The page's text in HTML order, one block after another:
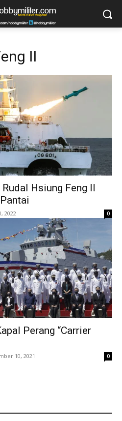
II
Hsiung Feng II
2022 0
Perang “Carrier
10, 2021 0